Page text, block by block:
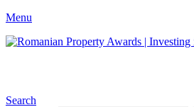
Menu
Search